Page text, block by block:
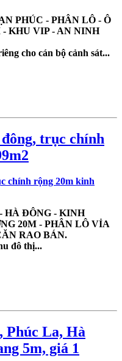
PHÚC - PHÂN LÔ - Ô
KHU VIP - AN NINH
cho cán bộ cảnh sát...
trục chính
HÀ ĐÔNG - KINH
20M - PHÂN LÔ VỈA
RAO BÁN.
đô thị...
Phúc La, Hà
5m, giá 1